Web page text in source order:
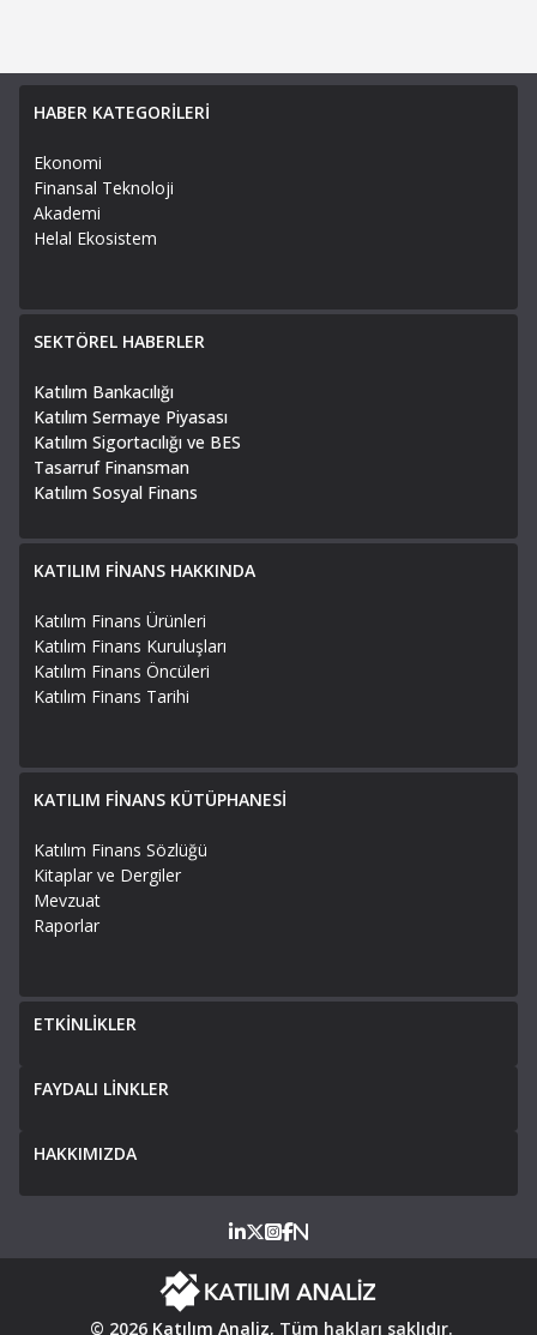
HABER KATEGORİLERİ
Ekonomi
Finansal Teknoloji
Akademi
Helal Ekosistem
SEKTÖREL HABERLER
Katılım Bankacılığı
Katılım Sermaye Piyasası
Katılım Sigortacılığı ve BES
Tasarruf Finansman
Katılım Sosyal Finans
KATILIM FİNANS HAKKINDA
Katılım Finans Ürünleri
Katılım Finans Kuruluşları
Katılım Finans Öncüleri
Katılım Finans Tarihi
KATILIM FİNANS KÜTÜPHANESİ
Katılım Finans Sözlüğü
Kitaplar ve Dergiler
Mevzuat
Raporlar
ETKİNLİKLER
FAYDALI LİNKLER
HAKKIMIZDA
© 2026 Katılım Analiz, Tüm hakları saklıdır.